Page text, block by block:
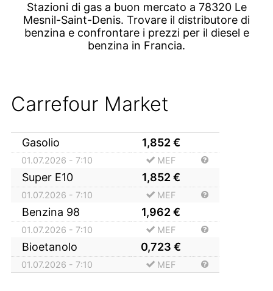
Stazioni di gas a buon mercato a 78320 Le
Mesnil-Saint-Denis. Trovare il distributore di
benzina e confrontare i prezzi per il diesel e
benzina in Francia.
Carrefour Market
Gasolio 1,852€
01.07.2026 - 7:10 MEF
Super E10 1,852€
01.07.2026 - 7:10 MEF
Benzina 98 1,962€
01.07.2026 - 7:10 MEF
Bioetanolo 0,723 €
01.07.2026 - 7:10 MEF